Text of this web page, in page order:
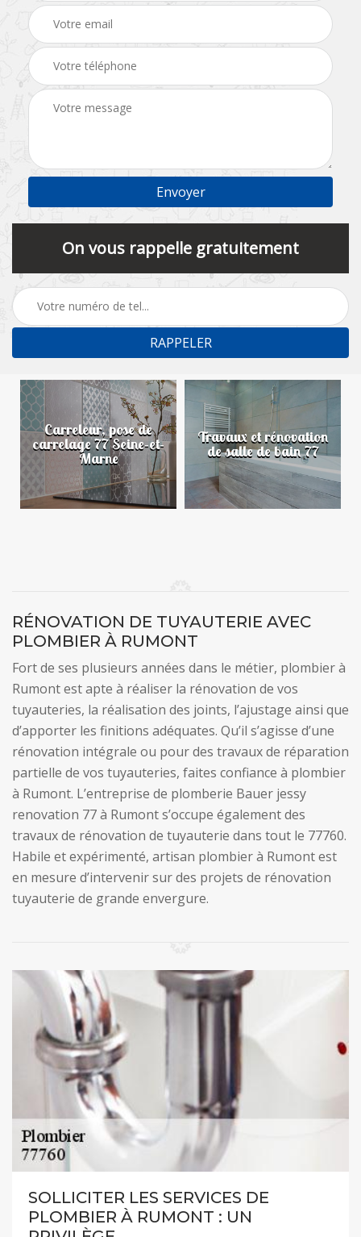
On vous rappelle gratuitement
Carreleur, pose de
carrelage 77 Seine-et-
Marne
Travaux et rénovation
de salle de bain 77
RÉNOVATION DE TUYAUTERIE AVEC
PLOMBIER À RUMONT
Fort de ses plusieurs années dans le métier, plombier à
Rumont est apte à réaliser la rénovation de vos
tuyauteries, la réalisation des joints, l’ajustage ainsi que
d’apporter les finitions adéquates. Qu’il s’agisse d’une
rénovation intégrale ou pour des travaux de réparation
partielle de vos tuyauteries, faites confiance à plombier
à Rumont. L’entreprise de plomberie Bauer jessy
renovation 77 à Rumont s’occupe également des
travaux de rénovation de tuyauterie dans tout le 77760.
Habile et expérimenté, artisan plombier à Rumont est
en mesure d’intervenir sur des projets de rénovation
tuyauterie de grande envergure.
SOLLICITER LES SERVICES DE
PLOMBIER À RUMONT : UN